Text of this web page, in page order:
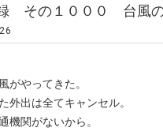
その１０００ 台風
がやってきた。
外出は全てキャンセル。
機関がないから。